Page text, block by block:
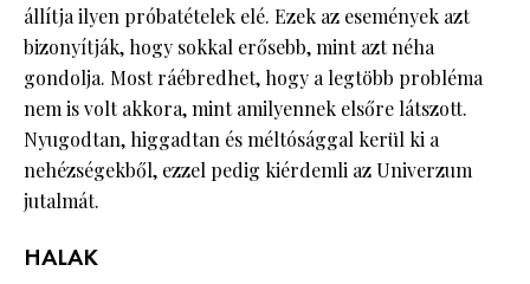
állítja ilyen próbatételek elé. Ezek az események azt
bizonyítják, hogy sokkal erősebb, mint azt néha
gondolja. Most ráébredhet, hogy a legtöbb probléma
nem is volt akkora, mint amilyennek elsőre látszott.
Nyugodtan, higgadtan és méltósággal kerül ki a
nehézségekből, ezzel pedig kiérdemli az Univerzum
jutalmát.
HALAK